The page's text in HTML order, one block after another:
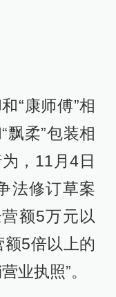
“康师傅”相
飘柔”包装相
，11月4日
法修订草案
额5万元以
5倍以上的
业执照”。